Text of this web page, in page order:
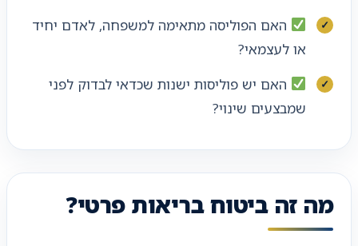
האם הפוליסה מתאימה למשפחה, לאדם יחיד
או לעצמאי?
האם יש פוליסות ישנות שכדאי לבדוק לפני
שמבצעים שינוי?
מה זה ביטוח בריאות פרטי?